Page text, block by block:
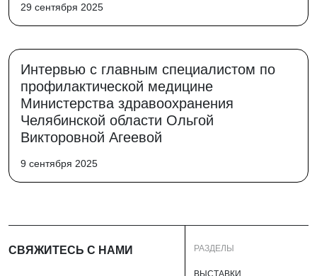
29 сентября 2025
Интервью с главным специалистом по
профилактической медицине
Министерства здравоохранения
Челябинской области Ольгой
Викторовной Агеевой
9 сентября 2025
СВЯЖИТЕСЬ С НАМИ РАЗДЕЛЫ
ВЫСТАВКИ